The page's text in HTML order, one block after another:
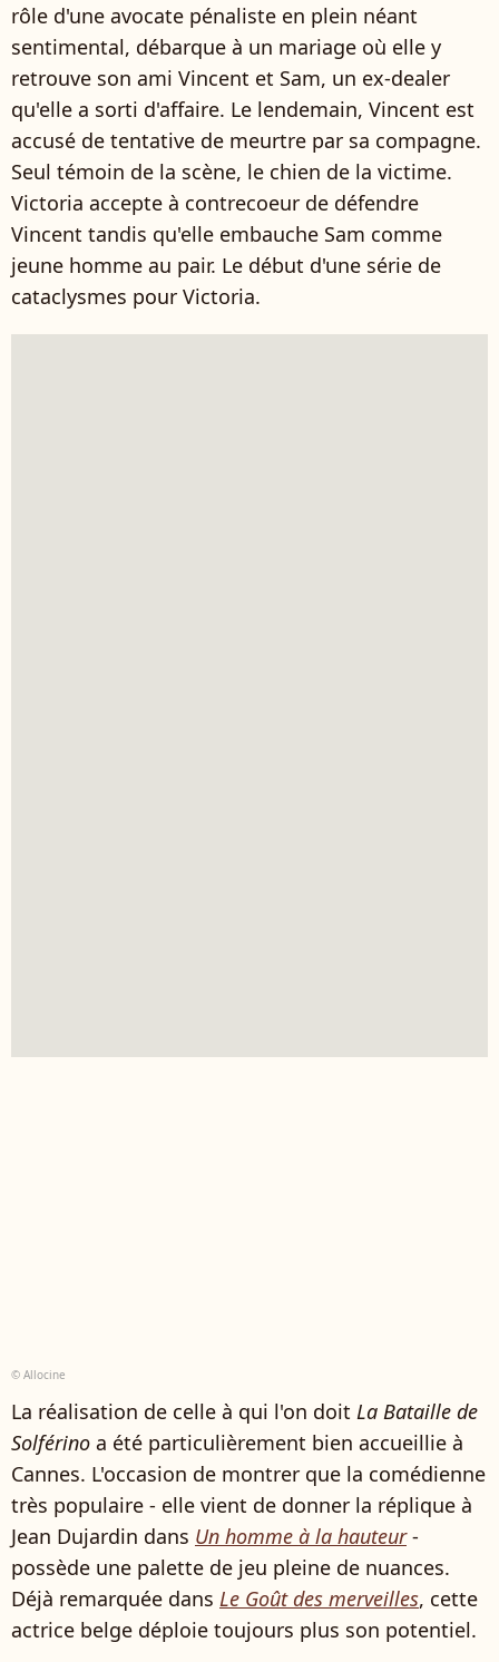
rôle d'une avocate pénaliste en plein néant
sentimental, débarque à un mariage où elle y
retrouve son ami Vincent et Sam, un ex-dealer
qu'elle a sorti d'affaire. Le lendemain, Vincent est
accusé de tentative de meurtre par sa compagne.
Seul témoin de la scène, le chien de la victime.
Victoria accepte à contrecoeur de défendre
Vincent tandis qu'elle embauche Sam comme
jeune homme au pair. Le début d'une série de
cataclysmes pour Victoria.
© Allocine
La réalisation de celle à qui l'on doit La Bataille de
Solférino a été particulièrement bien accueillie à
Cannes. L'occasion de montrer que la comédienne
très populaire - elle vient de donner la réplique à
Jean Dujardin dans Un homme à la hauteur-
possède une palette de jeu pleine de nuances.
Déjà remarquée dans Le Goût des merveilles, cette
actrice belge déploie toujours plus son potentiel.